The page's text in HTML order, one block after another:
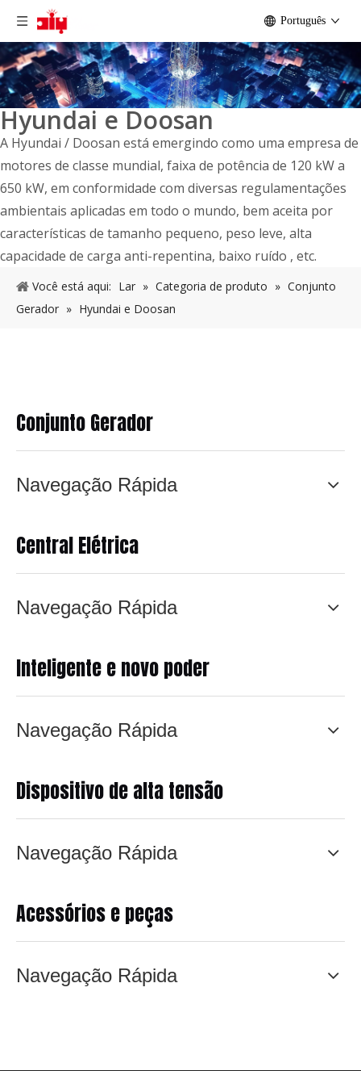
Português
Hyundai e Doosan
A Hyundai / Doosan está emergindo como uma empresa de
motores de classe mundial, faixa de potência de 120 kW a
650 kW, em conformidade com diversas regulamentações
ambientais aplicadas em todo o mundo, bem aceita por
características de tamanho pequeno, peso leve, alta
capacidade de carga anti-repentina, baixo ruído , etc.
Você está aqui: Lar » Categoria de produto » Conjunto
Gerador » Hyundai e Doosan
Conjunto Gerador
Navegação Rápida
Central Elétrica
Navegação Rápida
Inteligente e novo poder
Navegação Rápida
Dispositivo de alta tensão
Navegação Rápida
Acessórios e peças
Navegação Rápida